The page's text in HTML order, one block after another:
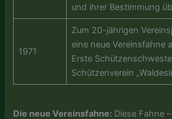
und ihrer Bestimmung
1971
Zum 20-jährigen
eine neue Vereinsfahne
Erste
Schützenverein
Die neue Vereinsfahne: Diese Fahne